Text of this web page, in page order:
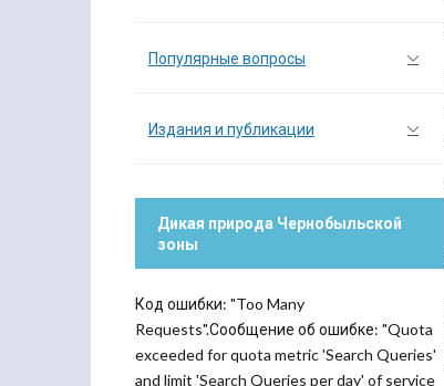
Популярные вопросы
Издания и публикации
Дикая природа Чернобыльской
зоны
Код ошибки: "Too Many
Requests".Сообщение об ошибке: "Quota
exceeded for quota metric 'Search Queries'
and limit 'Search Queries per day' of service